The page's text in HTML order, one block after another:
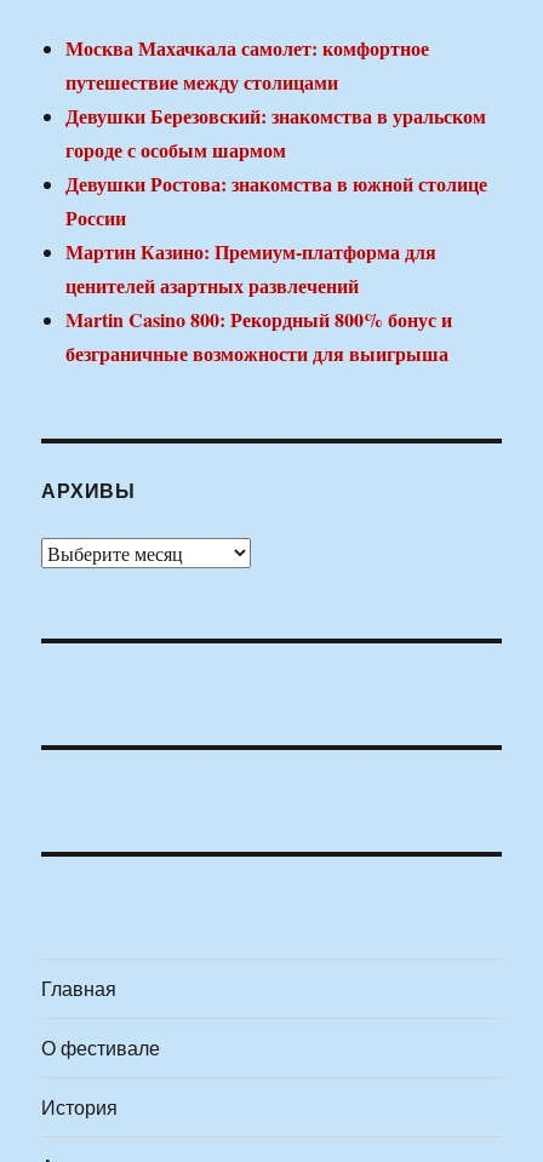
Москва Махачкала самолет: комфортное
путешествие между столицами
Девушки Березовский: знакомства в уральском
городе с особым шармом
Девушки Ростова: знакомства в южной столице
России
Мартин Казино: Премиум-платформа для
ценителей азартных развлечений
Martin Casino 800: Рекордный 800% бонус и
безграничные возможности для выигрыша
АРХИВЫ
Архивы
Главная
О фестивале
История